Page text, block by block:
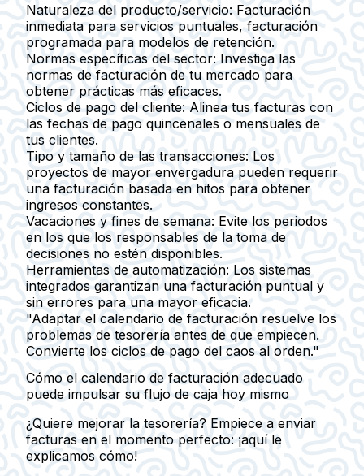
Naturaleza del producto/servicio: Facturación
inmediata para servicios puntuales, facturación
programada para modelos de retención.
Normas específicas del sector: Investiga las
normas de facturación de tu mercado para
obtener prácticas más eficaces.
Ciclos de pago del cliente: Alinea tus facturas con
las fechas de pago quincenales o mensuales de
tus clientes.
Tipo y tamaño de las transacciones: Los
proyectos de mayor envergadura pueden requerir
una facturación basada en hitos para obtener
ingresos constantes.
Vacaciones y fines de semana: Evite los periodos
en los que los responsables de la toma de
decisiones no estén disponibles.
Herramientas de automatización: Los sistemas
integrados garantizan una facturación puntual y
sin errores para una mayor eficacia.
"Adaptar el calendario de facturación resuelve los
problemas de tesorería antes de que empiecen.
Convierte los ciclos de pago del caos al orden."
Cómo el calendario de facturación adecuado
puede impulsar su flujo de caja hoy mismo
¿Quiere mejorar la tesorería? Empiece a enviar
facturas en el momento perfecto: ¡aquí le
explicamos cómo!